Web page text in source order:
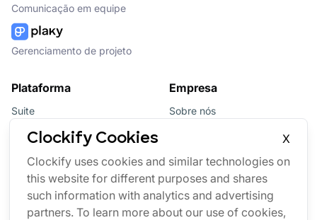
Comunicação em equipe
Gerenciamento de projeto
Plataforma
Suite
Pacote
Updates
Marketplace
Empresa
Sobre nós
Marca
Clockify Cookies
X
Clockify uses cookies and similar technologies on
this website for different purposes and shares
such information with analytics and advertising
partners. To learn more about our use of cookies,